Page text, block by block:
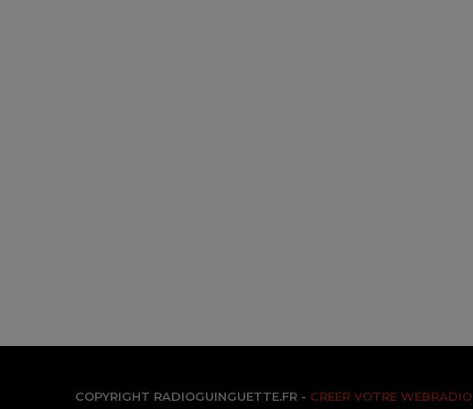
COPYRIGHT RADIOGUINGUETTE.FR - CREER VOTRE WEBRADIO